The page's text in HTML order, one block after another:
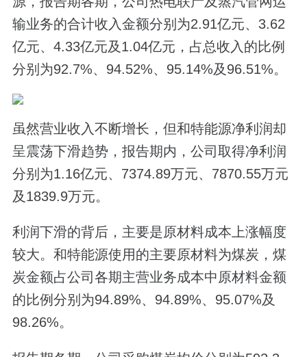
输业务的合计收入金额分别为2.91亿元、3.62
亿元、4.33亿元及1.04亿元，占总收入的比例
分别为92.7%、94.52%、95.14%及96.51%。
虽然营业收入不断增长，但和特能源净利润却
呈震荡下滑趋势，报告期内，公司取得净利润
分别为1.16亿元、7374.89万元、7870.55万元
及1839.9万元。
利润下滑的背后，主要是原材料成本上涨幅度
较大。和特能源使用的主要原材料为煤炭，煤
炭金额占公司各期主营业务成本中原材料金额
的比例分别为94.89%、94.89%、95.07%及
98.26%。